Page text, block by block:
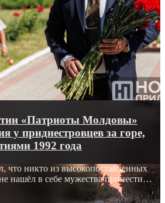
«Патриоты Молдовы»
у приднестровцев за горе,
1992 года
что никто из высокопоставленных
нашёл в себе мужества принести